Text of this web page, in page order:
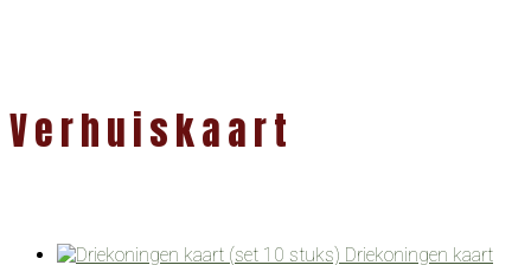
Verhuiskaart
Driekoningen kaart